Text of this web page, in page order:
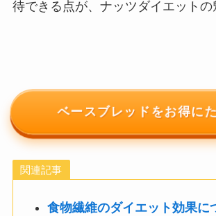
待できる点が、ナッツダイエットの
ベースブレッドをお得に
関連記事
食物繊維のダイエット効果に